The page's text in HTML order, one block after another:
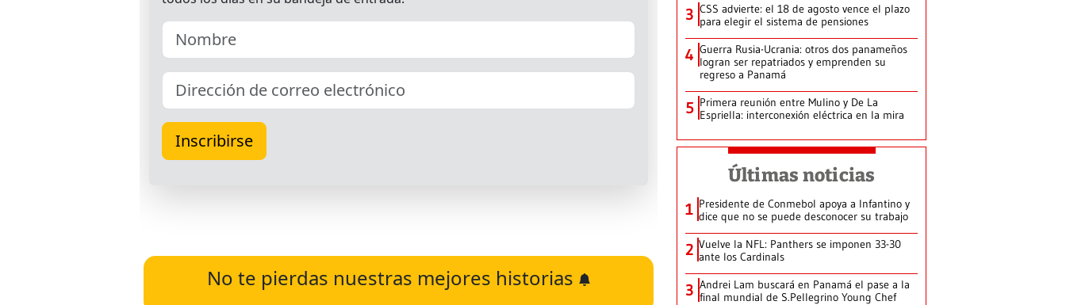
No te pierdas nuestras mejores historias
3 CSS advierte: el 18 de agosto vence el plazo
para elegir el sistema de pensiones
4 Guerra Rusia-Ucrania: otros dos panameños
logran ser repatriados y emprenden su
regreso a Panamá
5 Primera reunión entre Mulino y De La
Espriella: interconexión eléctrica en la mira
Últimas noticias
1 Presidente de Conmebol apoya a Infantino y
dice que no se puede desconocer su trabajo
2 Vuelve la NFL: Panthers se imponen 33-30
ante los Cardinals
3 Andrei Lam buscará en Panamá el pase a la
final mundial de S.Pellegrino Young Chef